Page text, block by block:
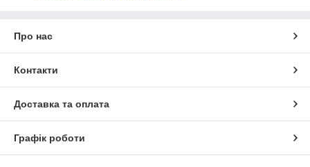
Про нас
Контакти
Доставка та оплата
Графік роботи